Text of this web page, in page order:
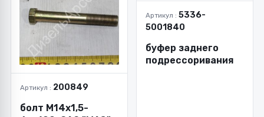
Артикул : 200849
болт М14х1,5-
Артикул : 5336-
5001840
буфер заднего
подрессоривания